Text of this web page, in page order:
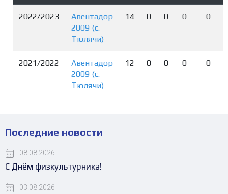
2022/2023
Авентадор
2009 (с.
Тюлячи)
14 0 0 0 0
2021/2022
Авентадор
2009 (с.
Тюлячи)
12 0 0 0 0
Последние новости
08.08.2026
С Днём физкультурника!
03.08.2026